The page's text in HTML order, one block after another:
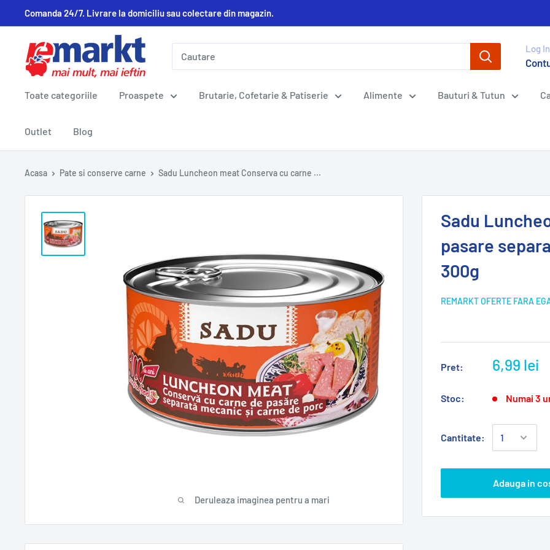
Comanda 24/7. Livrare la domiciliu sau colectare din magazin.
Log
Toate categoriile Proaspete Brutarie, Cofetarie & Patiserie Alimente Bauturi & Tutun
Outlet Blog
Acasa Pate si conserve carne Sadu Luncheon meat Conserva cu carne ...
Deruleaza imaginea pentru a mari
Sadu
pasare
300g
REMARKT OFERTE FARA
Pret: 6,99 lei
Stoc: Numai 3
Cantitate:
Adauga in